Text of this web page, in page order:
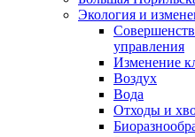
Экология и
управления
Изменение
Воздух
Вода
Отходы и